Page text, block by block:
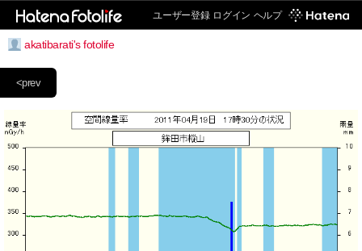
ユーザー登録 ログイン ヘルプ
akatibarati's fotolife
<prev